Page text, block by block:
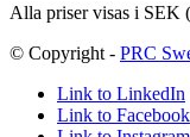
Alla priser visas i SEK
© Copyright - PRC
Link to LinkedIn
Link to Facebook